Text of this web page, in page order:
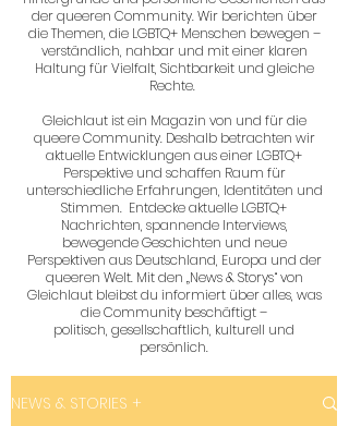
der queeren Community. Wir berichten über
die Themen, die LGBTQ+ Menschen bewegen –
verständlich, nahbar und mit einer klaren
Haltung für Vielfalt, Sichtbarkeit und gleiche
Rechte.
Gleichlaut ist ein Magazin von und für die
queere Community. Deshalb betrachten wir
aktuelle Entwicklungen aus einer LGBTQ+
Perspektive und schaffen Raum für
unterschiedliche Erfahrungen, Identitäten und
Stimmen. Entdecke aktuelle LGBTQ+
Nachrichten, spannende Interviews,
bewegende Geschichten und neue
Perspektiven aus Deutschland, Europa und der
queeren Welt. Mit den „News & Storys“ von
Gleichlaut bleibst du informiert über alles, was
die Community beschäftigt –
politisch, gesellschaftlich, kulturell und
persönlich.
NEWS & STORIES +